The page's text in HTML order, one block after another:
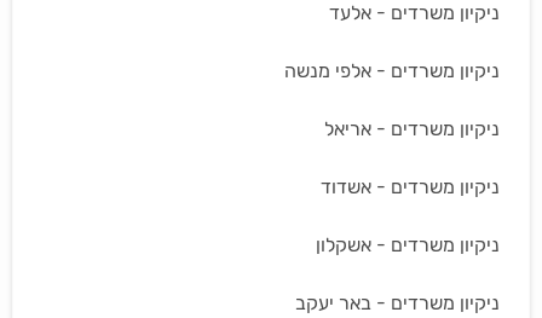
ניקיון משרדים - אלעד
ניקיון משרדים - אלפי מנשה
ניקיון משרדים - אריאל
ניקיון משרדים - אשדוד
ניקיון משרדים - אשקלון
ניקיון משרדים - באר יעקב